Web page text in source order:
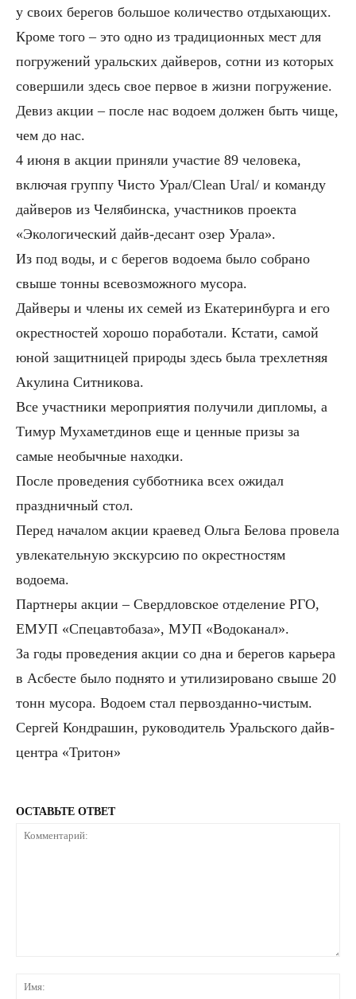
у своих берегов большое количество отдыхающих.
Кроме того – это одно из традиционных мест для
погружений уральских дайверов, сотни из которых
совершили здесь свое первое в жизни погружение.
Девиз акции – после нас водоем должен быть чище,
чем до нас.
4 июня в акции приняли участие 89 человека,
включая группу Чисто Урал/Clеаn Ural/ и команду
дайверов из Челябинска, участников проекта
«Экологический дайв-десант озер Урала».
Из под воды, и с берегов водоема было собрано
свыше тонны всевозможного мусора.
Дайверы и члены их семей из Екатеринбурга и его
окрестностей хорошо поработали. Кстати, самой
юной защитницей природы здесь была трехлетняя
Акулина Ситникова.
Все участники мероприятия получили дипломы, а
Тимур Мухаметдинов еще и ценные призы за
самые необычные находки.
После проведения субботника всех ожидал
праздничный стол.
Перед началом акции краевед Ольга Белова провела
увлекательную экскурсию по окрестностям
водоема.
Партнеры акции – Свердловское отделение РГО,
ЕМУП «Спецавтобаза», МУП «Водоканал».
За годы проведения акции со дна и берегов карьера
в Асбесте было поднято и утилизировано свыше 20
тонн мусора. Водоем стал первозданно-чистым.
Сергей Кондрашин, руководитель Уральского дайв-
центра «Тритон»
ОСТАВЬТЕ ОТВЕТ